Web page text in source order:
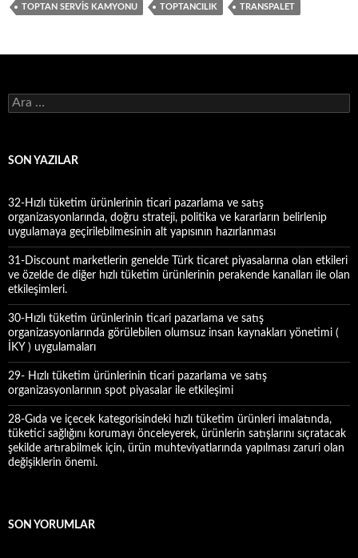
TOPTAN SERVIS KAMYONU TOPTANCILIK TRANSPALET
A
r
a
SON YAZILAR
32-Hızlı tüketim ürünlerinin ticari pazarlama ve satış
organizasyonlarında, doğru strateji, politika ve kararların belirlenip
uygulamaya geçirilebilmesinin alt yapısının hazırlanması
31-Discount marketlerin genelde Türk ticaret piyasalarına olan etkileri
ve özelde de diğer hızlı tüketim ürünlerinin perakende kanalları ile olan
etkileşimleri.
30-Hızlı tüketim ürünlerinin ticari pazarlama ve satış
organizasyonlarında görülebilen olumsuz insan kaynakları yönetimi (
İKY ) uygulamaları
29- Hızlı tüketim ürünlerinin ticari pazarlama ve satış
organizasyonlarının spot piyasalar ile etkileşimi
28-Gıda ve içecek kategorisindeki hızlı tüketim ürünleri imalatında,
tüketici sağlığını korumayı önceleyerek, ürünlerin satışlarını sıçratacak
şekilde artırabilmek için, ürün muhteviyatlarında yapılması zaruri olan
değişiklerin önemi.
SON YORUMLAR